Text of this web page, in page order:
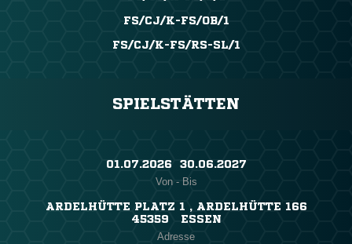
FS/CJ/K-FS/OB/1
FS/CJ/K-FS/RS-SL/1
SPIELSTÄTTEN
01.07.2026 ​ 30.06.2027
Von - Bis
ARDELHÜTTE PLATZ 1 , ARDELHÜTTE 166
45359 ESSEN
Adresse